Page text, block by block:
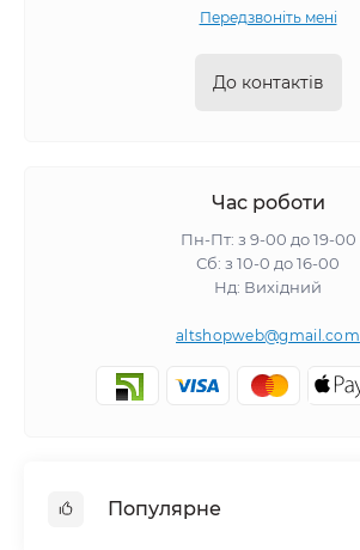
Передзвоніть мені
До контактів
Час роботи
Пн-Пт: з 9-00 до 19-00
Сб: з 10-0 до 16-00
Нд: Вихідний
altshopweb@gmail.com
Популярне